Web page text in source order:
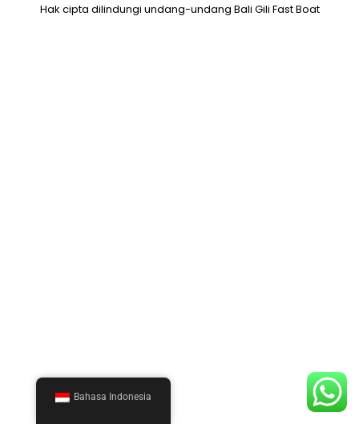
Hak cipta dilindungi undang-undang Bali Gili Fast Boat
Bahasa Indonesia